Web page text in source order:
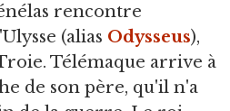
rencontre
(alias Odysseus),
Télémaque arrive à
de son père, qu'il n'a